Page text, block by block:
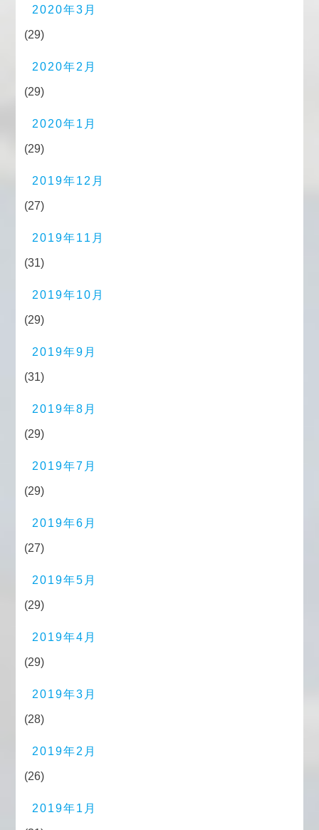
2020年3月
(29)
2020年2月
(29)
2020年1月
(29)
2019年12月
(27)
2019年11月
(31)
2019年10月
(29)
2019年9月
(31)
2019年8月
(29)
2019年7月
(29)
2019年6月
(27)
2019年5月
(29)
2019年4月
(29)
2019年3月
(28)
2019年2月
(26)
2019年1月